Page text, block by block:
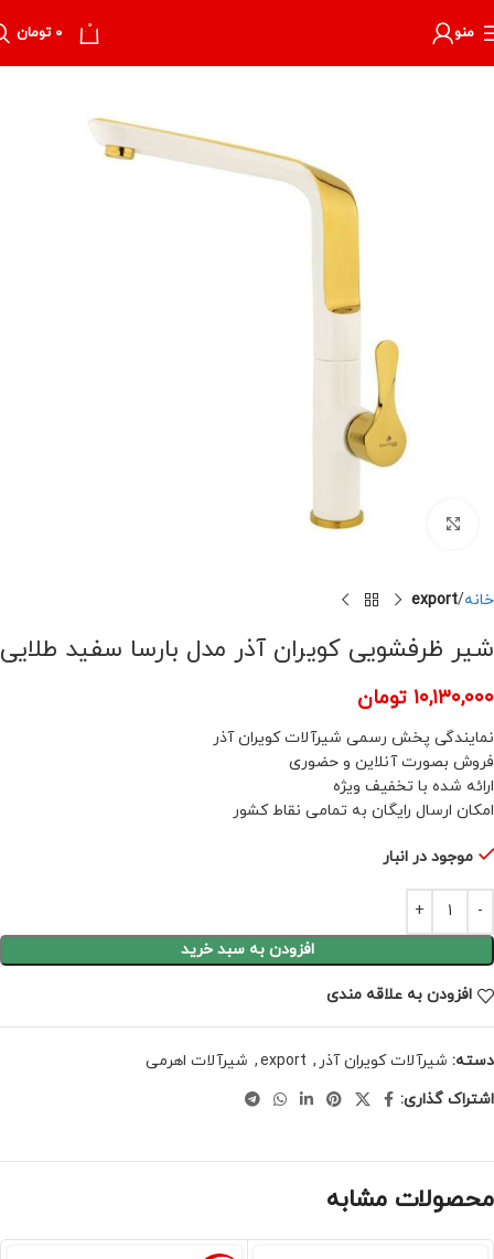
منو 0 ۰ تومان
برای بزرگنمایی کلیک کنید
خانه export
شیر ظرفشویی کویران آذر مدل بارسا سفید طلایی
۱۰,۱۳۰,۰۰۰ تومان
نمایندگی پخش رسمی شیرآلات کویران آذر
فروش بصورت آنلاین و حضوری
ارائه شده با تخفیف ویژه
امکان ارسال رایگان به تمامی نقاط کشور
موجود در انبار
افزودن به سبد خرید
افزودن به علاقه مندی
دسته: شیرآلات کویران آذر ,
export
, شیرآلات اهرمی
اشتراک گذاری:
محصولات مشابه